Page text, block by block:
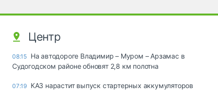
Центр
08:15 На автодороге Владимир – Муром – Арзамас в
Судогодском районе обновят 2,8 км полотна
07:19 КАЗ нарастит выпуск стартерных аккумуляторов